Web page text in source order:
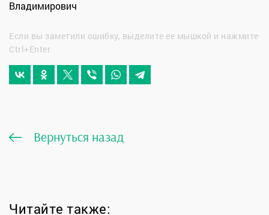
Владимирович
Если вы заметили ошибку, выделите ее мышкой и нажмите
Ctrl+Enter
Вернуться назад
Читайте также: